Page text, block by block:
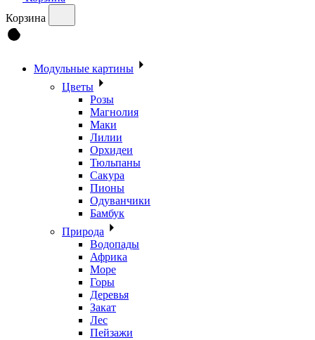
Корзина
Модульные картины
Цветы
Розы
Магнолия
Маки
Лилии
Орхидеи
Тюльпаны
Сакура
Пионы
Одуванчики
Бамбук
Природа
Водопады
Африка
Море
Горы
Деревья
Закат
Лес
Пейзажи